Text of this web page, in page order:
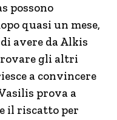
possono
quasi un mese,
avere da Alkis
gli altri
a convincere
prova a
il riscatto per